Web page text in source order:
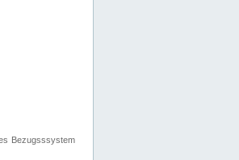
Bezugsssystem